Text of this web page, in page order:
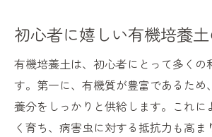
保水性と排水性を兼ね備えた有
を徹底解説
有機培養土の保水性とその
排水性がもたらす健康な植
有機培養土の特性による水
初心者に嬉しい有機培養
有機培養土は、初心者にとって多くの
す。第一に、有機質が豊富であるため
養分をしっかりと供給します。これに
く育ち、病害虫に対する抵抗力も高ま